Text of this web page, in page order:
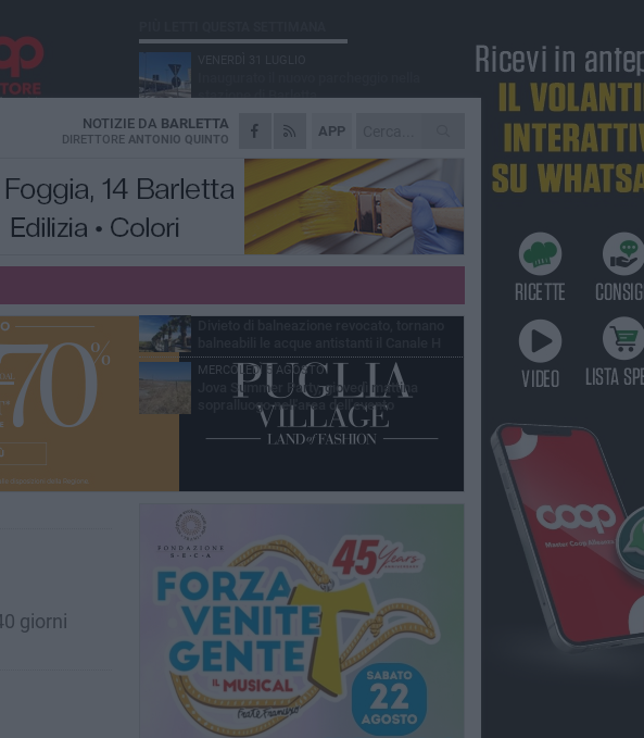
APP
NOTIZIE DA BARLETTA
DIRETTORE ANTONIO QUINTO
giorni
stazione di Barletta
MERCOLEDÌ 5 AGOSTO
Barletta piange Gioacchino Dagnello:
64enne barlettano investito all'alba a Trani
GIOVEDÌ 30 LUGLIO
Rapina all'Ipercoop di Barletta: nel mirino la
gioielleria, banditi in fuga
DOMENICA 2 AGOSTO
Beni confiscati alla mafia. Nasce il servizio
VENERDÌ 31 LUGLIO
MERCOLEDÌ 5 AGOSTO
Jova Summer Party, giovedì mattina
sopralluogo nell'area dell'evento